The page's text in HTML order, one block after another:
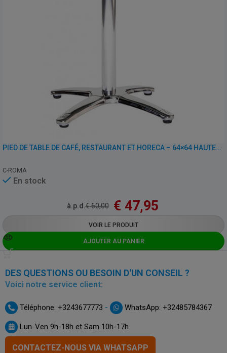
PIED DE TABLE DE CAFÉ, RESTAURANT ET HORECA – 64×64 HAUTEUR 72 CM – ALUMINIUM
C-ROMA
En stock
à.p.d.€60,00 € 47,95
VOIR LE PRODUIT
AJOUTER AU PANIER
DES QUESTIONS OU BESOIN D'UN CONSEIL ?
Voici notre service client:
Téléphone: +3243677773 - WhatsApp: +32485784367
Lun-Ven 9h-18h et Sam 10h-17h
CONTACTEZ-NOUS VIA WHATSAPP